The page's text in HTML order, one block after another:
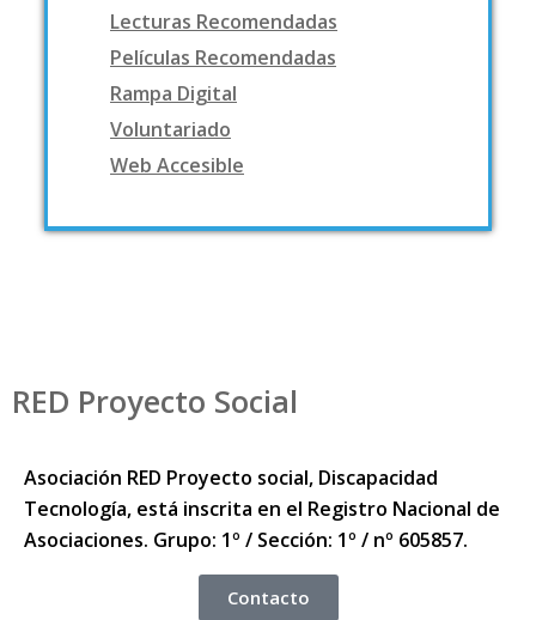
Lecturas Recomendadas
Películas Recomendadas
Rampa Digital
Voluntariado
Web Accesible
RED Proyecto Social
Asociación RED Proyecto social, Discapacidad
Tecnología, está inscrita en el Registro Nacional de
Asociaciones. Grupo: 1º / Sección: 1º / nº 605857.
Contacto